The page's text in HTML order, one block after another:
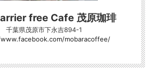
free Cafe 茂原珈琲
千葉県茂原市下永吉894-1
mobaracoffee/